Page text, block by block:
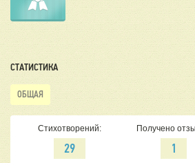
СТАТИСТИКА
ОБЩАЯ
Стихотворений:
29
Получено
1